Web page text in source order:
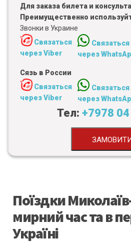
Для заказа билета и
Преимущественно
Звонки в Украине
Связаться
через Viber
Связаться
через
Сязь в России
Связаться
через Viber
Связаться
через
Тел: +7978
Поїздки
мирний час та в
Україні